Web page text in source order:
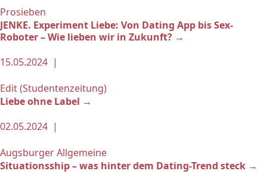
Prosieben
JENKE. Experiment Liebe: Von Dating App bis Sex-
Roboter – Wie lieben wir in Zukunft? →
15.05.2024 |
Edit (Studentenzeitung)
Liebe ohne Label →
02.05.2024 |
Augsburger Allgemeine
Situationsship – was hinter dem Dating-Trend steck →